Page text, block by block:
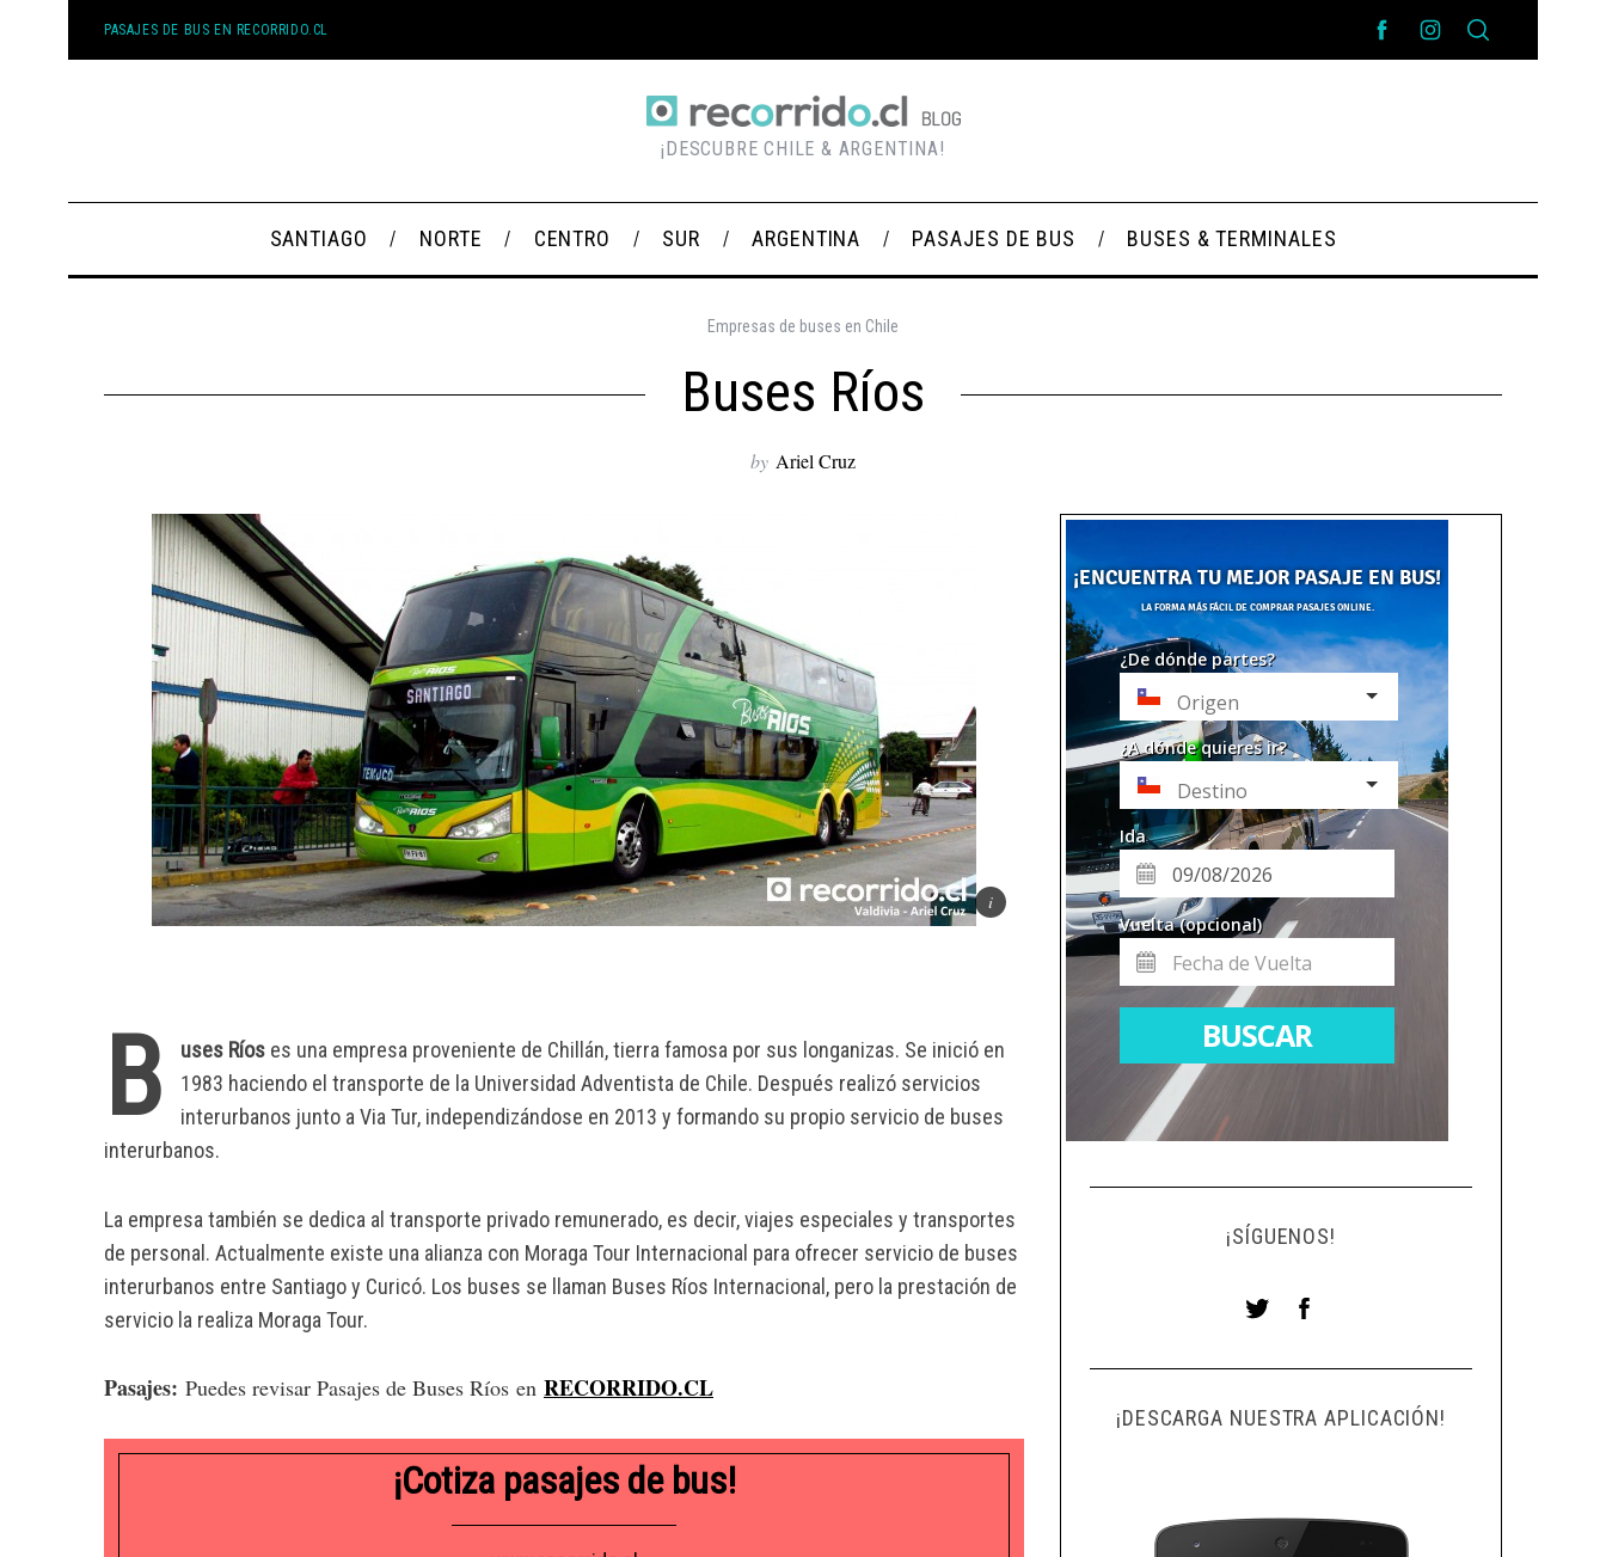
PASAJES DE BUS EN RECORRIDO.CL
¡DESCUBRE CHILE & ARGENTINA!
SANTIAGO NORTE CENTRO SUR ARGENTINA PASAJES DE BUS BUSES & TERMINALES
Empresas de buses en Chile
Buses Ríos
by Ariel Cruz
B uses Ríos es una empresa proveniente de Chillán, tierra famosa por sus longanizas. Se inició en
1983 haciendo el transporte de la Universidad Adventista de Chile. Después realizó servicios
interurbanos junto a Via Tur, independizándose en 2013 y formando su propio servicio de buses
interurbanos.
La empresa también se dedica al transporte privado remunerado, es decir, viajes especiales y transportes
de personal. Actualmente existe una alianza con Moraga Tour Internacional para ofrecer servicio de buses
interurbanos entre Santiago y Curicó. Los buses se llaman Buses Ríos Internacional, pero la prestación de
servicio la realiza Moraga Tour.
Pasajes: Puedes revisar Pasajes de Buses Ríos en RECORRIDO.CL
¡Cotiza pasajes de bus!
¡SÍGUENOS!
¡DESCARGA NUESTRA APLICACIÓN!